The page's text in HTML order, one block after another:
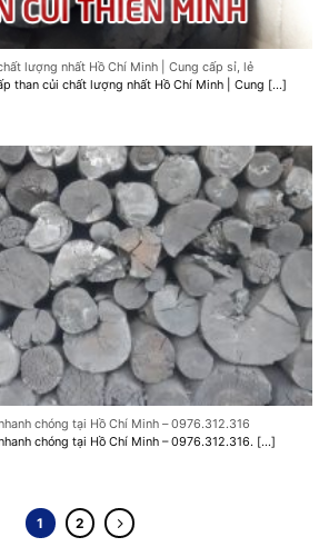
lượng nhất Hồ Chí Minh | Cung cấp sỉ, lẻ
than củi chất lượng nhất Hồ Chí Minh | Cung [...]
chóng tại Hồ Chí Minh – 0976.312.316
chóng tại Hồ Chí Minh – 0976.312.316. [...]
1 2